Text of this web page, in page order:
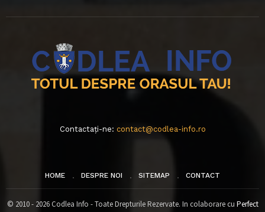
Contactați-ne: contact@codlea-info.ro
HOME DESPRE NOI SITEMAP CONTACT
© 2010 - 2026 Codlea Info - Toate Drepturile Rezervate. In colaborare cu Perfect